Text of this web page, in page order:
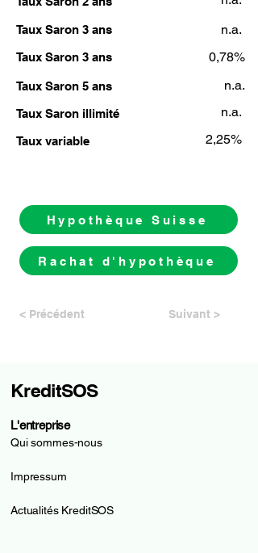
Taux Saron 3 ans n.a.
Taux Saron 3 ans 0,78%
Taux Saron 5 ans n.a.
Taux Saron illimité n.a.
Taux variable 2,25%
Hypothèque Suisse
Rachat d'hypothèque
< Précédent Suivant >
L'entreprise
Qui sommes-nous
Impressum
Actualités KreditSOS
KreditSOS